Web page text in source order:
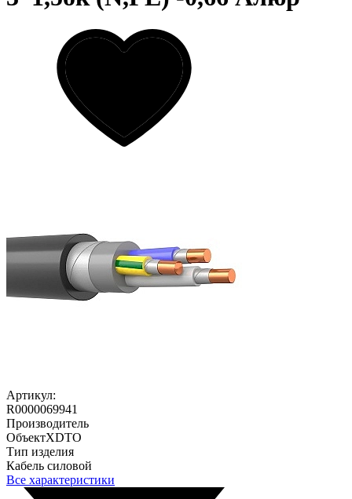
Артикул:
R0000069941
Производитель
ОбъектXDTO
Тип изделия
Кабель силовой
Все характеристики